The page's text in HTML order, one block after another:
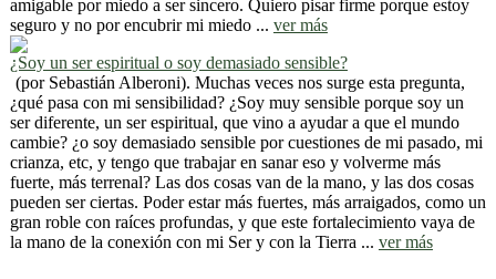
amigable por miedo a ser sincero. Quiero pisar firme porque estoy
seguro y no por encubrir mi miedo ... ver más
¿Soy un ser espiritual o soy demasiado sensible?
(por Sebastián Alberoni). Muchas veces nos surge esta pregunta,
¿qué pasa con mi sensibilidad? ¿Soy muy sensible porque soy un
ser diferente, un ser espiritual, que vino a ayudar a que el mundo
cambie? ¿o soy demasiado sensible por cuestiones de mi pasado, mi
crianza, etc, y tengo que trabajar en sanar eso y volverme más
fuerte, más terrenal? Las dos cosas van de la mano, y las dos cosas
pueden ser ciertas. Poder estar más fuertes, más arraigados, como un
gran roble con raíces profundas, y que este fortalecimiento vaya de
la mano de la conexión con mi Ser y con la Tierra ... ver más